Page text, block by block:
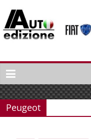
naar
inhoud
Auto
Edizione
La
Gazetta
dell'Automobile
Peugeot